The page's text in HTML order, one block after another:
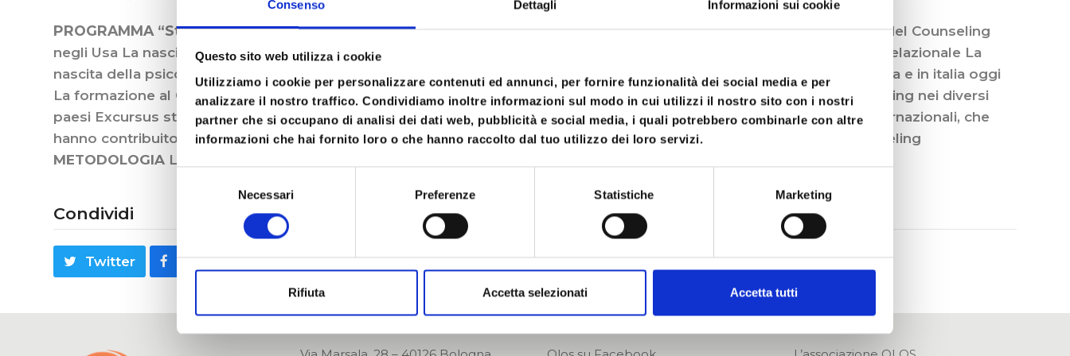
Consenso Dettagli Informazioni sui cookie
Questo sito web utilizza i cookie
Utilizziamo i cookie per personalizzare contenuti ed annunci, per fornire funzionalità dei social media e per
analizzare il nostro traffico. Condividiamo inoltre informazioni sul modo in cui utilizzi il nostro sito con i nostri
partner che si occupano di analisi dei dati web, pubblicità e social media, i quali potrebbero combinarle con altre
informazioni che hai fornito loro o che hanno raccolto dal tuo utilizzo dei loro servizi.
Necessari Preferenze Statistiche Marketing
Rifiuta Accetta selezionati Accetta tutti
PROGRAMMA “Storia del Counseling”Elementi di storia della Psicologia: le principali scuole di pensiero La nascita del Counseling
negli Usa La nascita del counseling in europa La nascita del counseling in italia Le radici del counseling psicocorporeo relazionale La
nascita della psicologia a mediazione corporea La nascita della psicologia umanistica Il counseling nel mondo, in europa e in italia oggi
La formazione al Counseling: America, Gran Bretagna, Italia Lo sviluppo e la trasformazione dell’intervento del Counseling nei diversi
paesi Excursus storico sino ad oggi sulle principali associazioni di categoria professionali di Counseling, nazionali e internazionali, che
hanno contribuito alla diffusione, alla tutela e allo sviluppo della professionalizzazione della relazione di aiuto di Counseling
METODOLOGIA Lezioni frontali Brainstorming
Condividi
Twitter Facebook LinkedIn Email